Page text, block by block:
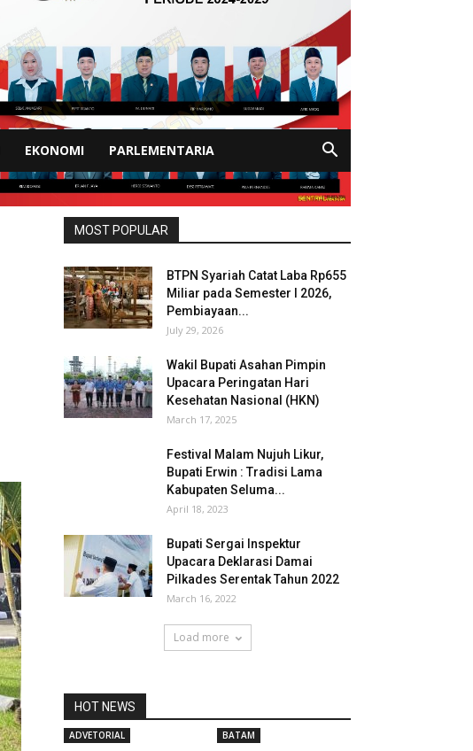
EKONOMI PARLEMENTARIA
MOST POPULAR
BTPN Syariah Catat Laba Rp655
Miliar pada Semester I 2026,
Pembiayaan...
July 29, 2026
Wakil Bupati Asahan Pimpin
Upacara Peringatan Hari
Kesehatan Nasional (HKN)
March 17, 2025
Festival Malam Nujuh Likur,
Bupati Erwin : Tradisi Lama
Kabupaten Seluma...
April 18, 2023
Bupati Sergai Inspektur
Upacara Deklarasi Damai
Pilkades Serentak Tahun 2022
March 16, 2022
Load more
HOT NEWS
ADVETORIAL BATAM